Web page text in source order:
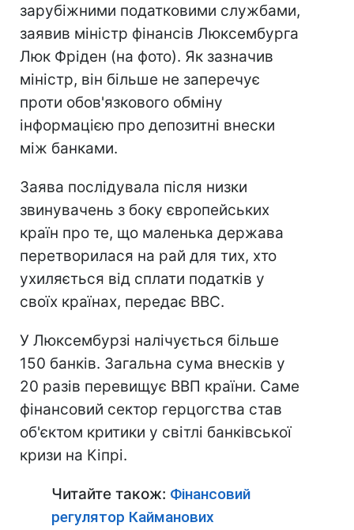
зарубіжними податковими службами,
заявив міністр фінансів Люксембурга
Люк Фріден (на фото). Як зазначив
міністр, він більше не заперечує
проти обов'язкового обміну
інформацією про депозитні внески
між банками.
Заява послідувала після низки
звинувачень з боку європейських
країн про те, що маленька держава
перетворилася на рай для тих, хто
ухиляється від сплати податків у
своїх країнах, передає ВВС.
У Люксембурзі налічується більше
150 банків. Загальна сума внесків у
20 разів перевищує ВВП країни. Саме
фінансовий сектор герцогства став
об'єктом критики у світлі банківської
кризи на Кіпрі.
Читайте також: Фінансовий
регулятор Кайманових